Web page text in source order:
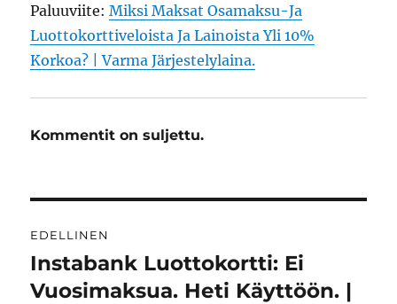
Paluuviite:Miksi Maksat Osamaksu-Ja
Luottokorttiveloista Ja Lainoista Yli 10%
Korkoa? | Varma Järjestelylaina.
Kommentit on suljettu.
selaus
EDELLINEN
Edellinen
artikkeli:
Instabank Luottokortti: Ei
Vuosimaksua. Heti Käyttöön. |